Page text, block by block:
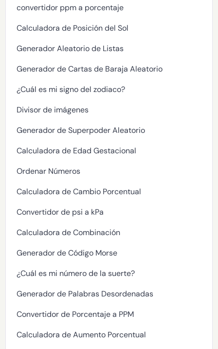
convertidor ppm a porcentaje
Calculadora de Posición del Sol
Generador Aleatorio de Listas
Generador de Cartas de Baraja Aleatorio
¿Cuál es mi signo del zodiaco?
Divisor de imágenes
Generador de Superpoder Aleatorio
Calculadora de Edad Gestacional
Ordenar Números
Calculadora de Cambio Porcentual
Convertidor de psi a kPa
Calculadora de Combinación
Generador de Código Morse
¿Cuál es mi número de la suerte?
Generador de Palabras Desordenadas
Convertidor de Porcentaje a PPM
Calculadora de Aumento Porcentual